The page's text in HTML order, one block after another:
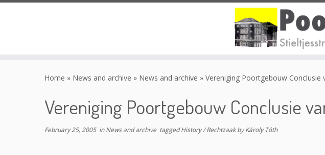
Home » News and archive » News and archive » Vereniging Poortgebouw Conclusie
Vereniging Poortgebouw Conclusie
February 25, 2005inNews and archive taggedHistory/RechtzaakbyKároly Tóth